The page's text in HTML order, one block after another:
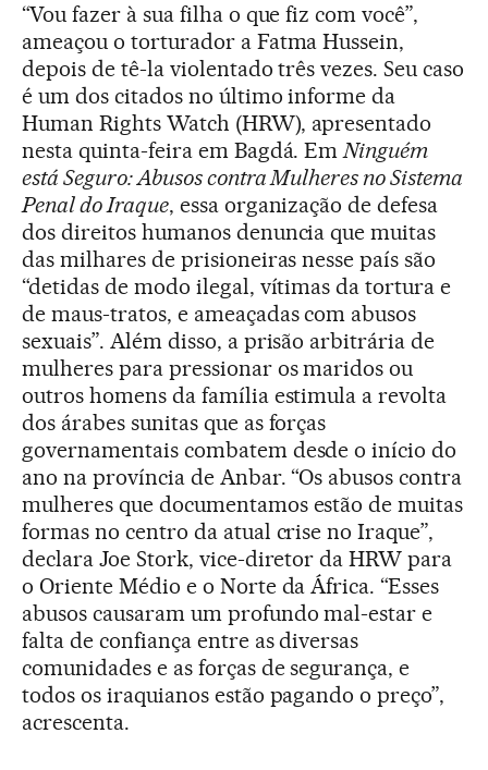
“Vou fazer à sua filha o que fiz com você”,
ameaçou o torturador a Fatma Hussein,
depois de tê-la violentado três vezes. Seu caso
é um dos citados no último informe da
Human Rights Watch (HRW), apresentado
nesta quinta-feira em Bagdá. EmNinguém
está Seguro: Abusos contra Mulheres no Sistema
Penal do Iraque, essa organização de defesa
dos direitos humanos denuncia que muitas
das milhares de prisioneiras nesse país são
“detidas de modo ilegal, vítimas da tortura e
de maus-tratos, e ameaçadas com abusos
sexuais”. Além disso, a prisão arbitrária de
mulheres para pressionar os maridos ou
outros homens da família estimula a revolta
dos árabes sunitas que as forças
governamentais combatem desde o início do
ano na província de Anbar. “Os abusos contra
mulheres que documentamos estão de muitas
formas no centro da atual crise no Iraque”,
declara Joe Stork, vice-diretor da HRW para
o Oriente Médio e o Norte da África. “Esses
abusos causaram um profundo mal-estar e
falta de confiança entre as diversas
comunidades e as forças de segurança, e
todos os iraquianos estão pagando o preço”,
acrescenta.